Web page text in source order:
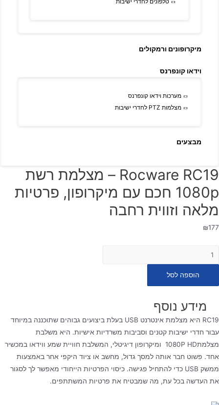
מיקרופונים ורמקולים
וידאו קונפרנס
מערכות וידאו קונפרנס
מצלמות PTZ לחדרי ישיבות
מבצעים
Rocware RC19 – מצלמת רשת
1080p חכם עם מיקרופון, פרטיות
מלאה וזווית רחבה
₪177
כמות
של
Rocware
RC19
מצלמת
רשת
1080p
חכם
עם
מיקרופון,
פרטיות
הוספה לסל
מידע נוסף
RC19 היא מצלמת אינטרנט USB בעלת ביצועים גבוהים שתוכננה במיוחד
עבור חדרי ישיבות קטנים וסביבות משרדיות אישיות. היא משלבת
מצלמת1080P HD ומיקרופון דיגיטלי, המשלבת חוויית שמע ווידאו במכשיר
אחד. פשוט חבר אותה למסך גדול, מחשב או ציוד היקפי אחר באמצעות
ממשק USB כדי להתחיל פגישה. כיסוי הפרטיות הייחודי מאפשר לך לסגור
את העדשה בכל עת, מה שמבטיח את פרטיות המשתתפים.